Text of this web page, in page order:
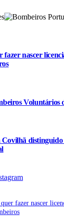
fazer nascer
Voluntários
Covilhã
fazer nascer